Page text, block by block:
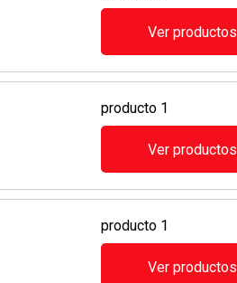
Ver productos
producto 1
Ver productos
producto 1
Ver productos